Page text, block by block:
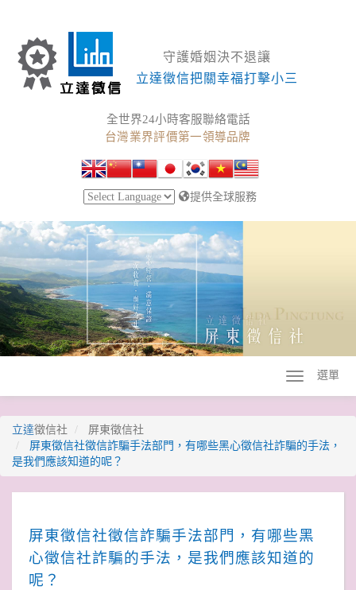
守護婚姻決不退讓
立達徵信把關幸福打擊小三
全世界24小時客服聯絡電話
台灣業界評價第一領導品牌
提供全球服務
選單
立達徵信社
屏東徵信社
屏東徵信社徵信詐騙手法部門，有哪些黑心徵信社詐騙的手法，
是我們應該知道的呢？
屏東徵信社徵信詐騙手法部門，有哪些黑
心徵信社詐騙的手法，是我們應該知道的
呢？